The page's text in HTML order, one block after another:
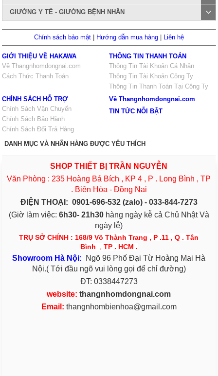
GIƯỜNG Y TẾ - GIƯỜNG BỆNH NHÂN
Chính sách bảo mật Hướng dẫn mua hàng Liên hệ
GIỚI THIỆU VỀ HAKAWA
Về Thangnhomdongnai.com
Cách Thức Thanh Toán
THÔNG TIN THANH TOÁN
Thông Tin Tài Khoản Cá Nhân
Thông Tin Tài Khoản Công Ty
Thông Tin Thanh Toán Tại Công Ty
CHÍNH SÁCH HỖ TRỢ
Chính Sách Vận Chuyển
Chính Sách Bảo Hành
Chính Sách Đổi Trả Hàng
Về Thangnhomdongnai.com
TIN TỨC NỖI BẬT
DANH MỤC VÀ NHÃN HÀNG ĐƯỢC YÊU THÍCH
SHOP THIẾT BỊ TRẦN NGUYỄN
Văn Phòng : 235 Hoàng Bá Bích , KP 4 , P . Long Bình , TP
. Biên Hòa - Đồng Nai
ĐIỆN THOẠI: 0901-696-532 (zalo) - 033-844-7273
(Giờ làm việc: 6h30- 21h30hàng ngày kễ cả Chủ Nhật Và
ngày lễ)
TRỤ SỞ CHÍNH : 168/9 Võ Thành Trang , P .11 , Q . Tân
Bình
TP . HCM .
S howroom Hà Nội: Ngõ 96 Phố Đại Từ Hoàng Mai Hà
Nội.( Tới đầu ngõ vui lòng gọi để chỉ đường)
ĐT: 0338447273
website: thangnhomdongnai.com
Email: thangnhombienhoa@gmail.com